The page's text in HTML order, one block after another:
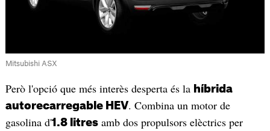
Mitsubishi ASX
Però l'opció que més interès desperta és la híbrida
autorecarregable HEV. Combina un motor de
gasolina d'1.8 litresamb dos propulsors elèctrics per